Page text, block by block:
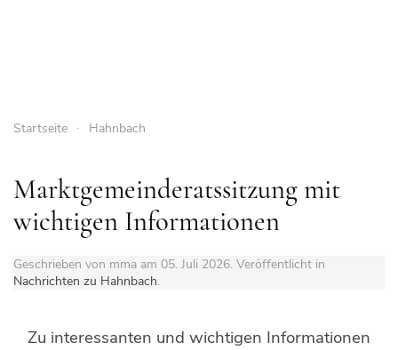
Startseite Hahnbach
Marktgemeinderatssitzung mit
wichtigen Informationen
Geschrieben von mma am 05. Juli 2026. Veröffentlicht in
Nachrichten zu Hahnbach.
Zu interessanten und wichtigen Informationen